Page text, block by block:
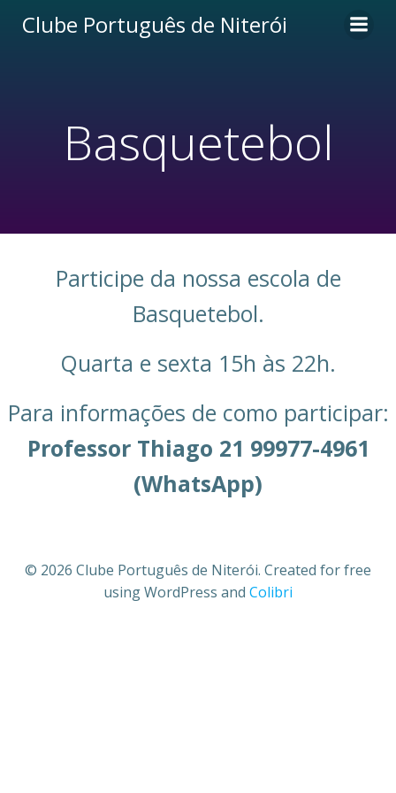
para
Clube Português de Niterói
Basquetebol
Participe da nossa escola de
Basquetebol.
Quarta e sexta 15h às 22h.
Para informações de como participar:
Professor Thiago 21 99977-4961
(WhatsApp)
© 2026 Clube Português de Niterói. Created for free
using WordPress and Colibri